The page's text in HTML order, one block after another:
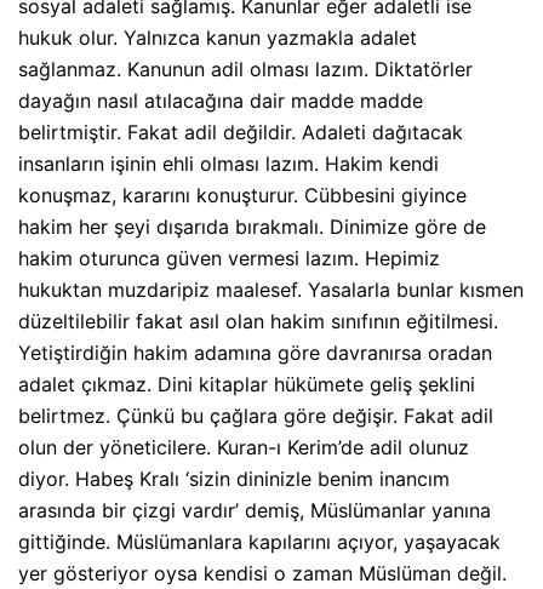
sosyal adaleti sağlamış. Kanunlar eğer adaletli ise
hukuk olur. Yalnızca kanun yazmakla adalet
sağlanmaz. Kanunun adil olması lazım. Diktatörler
dayağın nasıl atılacağına dair madde madde
belirtmiştir. Fakat adil değildir. Adaleti dağıtacak
insanların işinin ehli olması lazım. Hakim kendi
konuşmaz, kararını konuşturur. Cübbesini giyince
hakim her şeyi dışarıda bırakmalı. Dinimize göre de
hakim oturunca güven vermesi lazım. Hepimiz
hukuktan muzdaripiz maalesef. Yasalarla bunlar kısmen
düzeltilebilir fakat asıl olan hakim sınıfının eğitilmesi.
Yetiştirdiğin hakim adamına göre davranırsa oradan
adalet çıkmaz. Dini kitaplar hükümete geliş şeklini
belirtmez. Çünkü bu çağlara göre değişir. Fakat adil
olun der yöneticilere. Kuran-ı Kerim’de adil olunuz
diyor. Habeş Kralı ‘sizin dininizle benim inancım
arasında bir çizgi vardır’ demiş, Müslümanlar yanına
gittiğinde. Müslümanlara kapılarını açıyor, yaşayacak
yer gösteriyor oysa kendisi o zaman Müslüman değil.